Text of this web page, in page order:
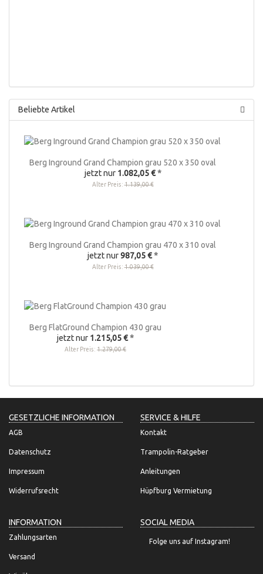
Beliebte Artikel
Berg Inground Grand Champion grau 520 x 350 oval
jetzt nur 1.082,05 € *
Alter Preis:1.139,00 €
Berg Inground Grand Champion grau 470 x 310 oval
jetzt nur987,05 €*
Alter Preis:1.039,00 €
Berg FlatGround Champion 430 grau
jetzt nur 1.215,05 €*
Alter Preis: 1.279,00 €
GESETZLICHE INFORMATION
AGB
Datenschutz
Impressum
Widerrufsrecht
SERVICE & HILFE
Kontakt
Trampolin-Ratgeber
Anleitungen
Hüpfburg Vermietung
INFORMATION
Zahlungsarten
Versand
SOCIAL MEDIA
Folge uns auf Instagram!